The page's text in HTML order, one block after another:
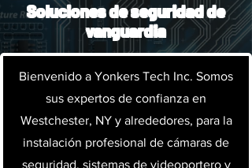
Soluciones de seguridad de
vanguardia
Bienvenido a Yonkers Tech Inc. Somos
sus expertos de confianza en
Westchester, NY y alrededores, para la
instalación profesional de cámaras de
seguridad, sistemas de videoportero y